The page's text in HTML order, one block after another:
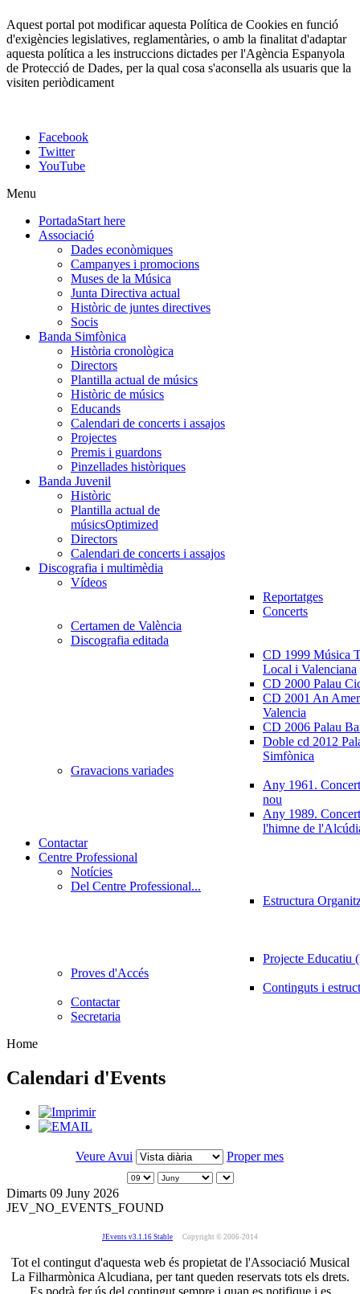
Aquest portal pot modificar aquesta Política de Cookies en funció
d'exigències legislatives, reglamentàries, o amb la finalitat d'adaptar
aquesta política a les instruccions dictades per l'Agència Espanyola
de Protecció de Dades, per la qual cosa s'aconsella als usuaris que la
visiten periòdicament
Facebook
Twitter
YouTube
Menu
PortadaStart here
Associació
Dades econòmiques
Campanyes i promocions
Muses de la Música
Junta Directiva actual
Històric de juntes directives
Socis
Banda Simfònica
Història cronològica
Directors
Plantilla actual de músics
Històric de músics
Educands
Calendari de concerts i assajos
Projectes
Premis i guardons
Pinzellades històriques
Banda Juvenil
Històric
Plantilla actual de
músicsOptimized
Directors
Calendari de concerts i assajos
Discografia i multimèdia
Vídeos
Reportatges
Concerts
Certamen de València
Discografia editada
CD 1999 Música
Local i Valenciana
CD 2000 Palau
CD 2001 An
Valencia
CD 2006 Palau
Doble cd 2012
Simfònica
Gravacions variades
Any 1961.
nou
Any 1989.
l'himne de
Contactar
Centre Professional
Notícies
Del Centre Professional...
Estructura
Projecte Educatiu
Proves d'Accés
Continguts i
Contactar
Secretaria
Home
Calendari d'Events
Veure Avui Proper mes
Dimarts 09 Juny 2026
JEV_NO_EVENTS_FOUND
JEvents v3.1.16 Stable Copyright © 2006-2014
Tot el contingut d'aquesta web és propietat de l'Associació Musical
La Filharmònica Alcudiana, per tant queden reservats tots els drets.
Es podrà fer ús del contingut sempre i quan es notifique i es